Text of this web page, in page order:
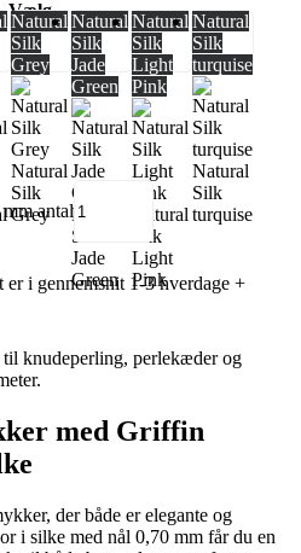
Vælg
Natural
Silk
Grey
Natural
Silk
Grey
Natural
Silk
Jade
Green
Natural
Silk
Jade
Green
Natural
Silk
Light
Pink
Natural
Silk
Light
Pink
Natural
Silk
turquise
Natural
Silk
turquise
antal
i gennemsnit 1-3 hverdage +
knudeperling, perlekæder og
med Griffin
der både er elegante og
i silke med nål 0,70 mm får du en